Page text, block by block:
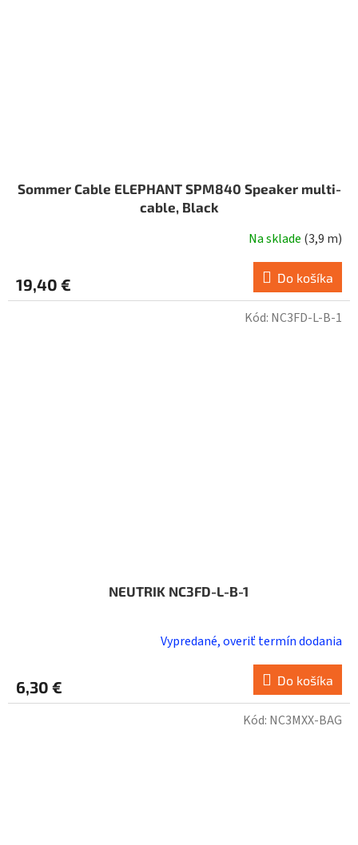
Sommer Cable ELEPHANT SPM840 Speaker multi-
cable, Black
Na sklade (3,9 m)
19,40 € Do košíka
NEUTRIK NC3FD-L-B-1
Vypredané, overiť termín dodania
6,30 € Do košíka
Kód: NC3FD-L-B-1
Kód: NC3MXX-BAG